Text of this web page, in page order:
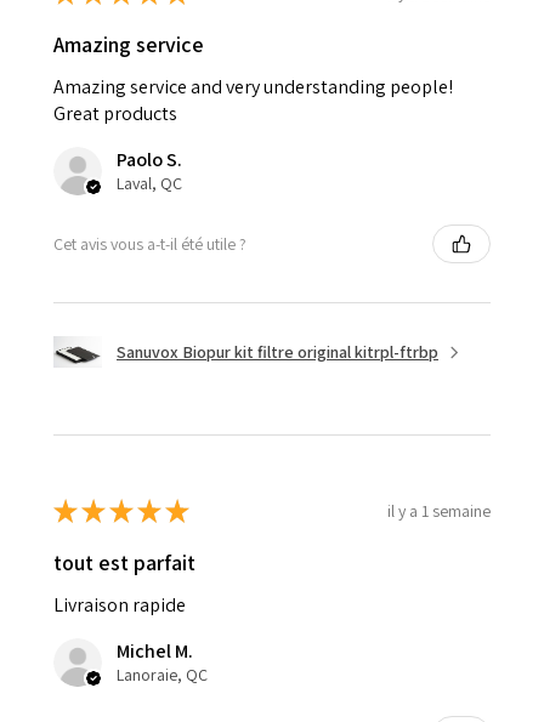
Amazing service
Amazing service and very understanding people!
Great products
Paolo S.
Laval, QC
Cet avis vous a-t-il été utile ?
Sanuvox Biopur kit filtre original kitrpl-ftrbp
★★★★★ il y a 1 semaine
tout est parfait
Livraison rapide
Michel M.
Lanoraie, QC